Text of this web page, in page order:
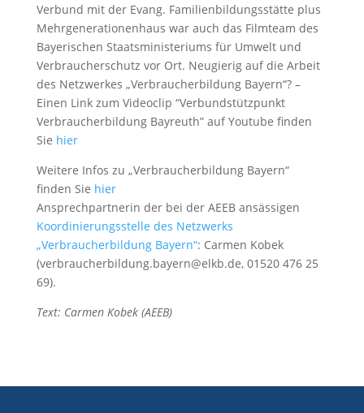
Verbund mit der Evang. Familienbildungsstätte plus
Mehrgenerationenhaus war auch das Filmteam des
Bayerischen Staatsministeriums für Umwelt und
Verbraucherschutz vor Ort. Neugierig auf die Arbeit
des Netzwerkes „Verbraucherbildung Bayern“? –
Einen Link zum Videoclip “Verbundstützpunkt
Verbraucherbildung Bayreuth” auf Youtube finden
Sie hier
Weitere Infos zu „Verbraucherbildung Bayern“
finden Sie hier
Ansprechpartnerin der bei der AEEB ansässigen
Koordinierungsstelle des Netzwerks
„Verbraucherbildung Bayern“: Carmen Kobek
(verbraucherbildung.bayern@elkb.de, 01520 476 25
69).
Text: Carmen Kobek (AEEB)